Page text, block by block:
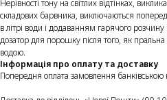
Нерівності тону на світлих відтінках,
складових барвника, виключаються
в літрі води і додаванням гарячого
дозатор для порошку після того, як
водою.
Інформація про оплату та доставку
Попередня оплата замовлення